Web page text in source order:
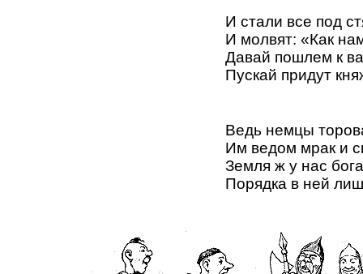
И стали все под
И молвят: «Как
Давай пошлем к
Пускай придут
Ведь немцы
Им ведом мрак и
Земля ж у нас
Порядка в ней